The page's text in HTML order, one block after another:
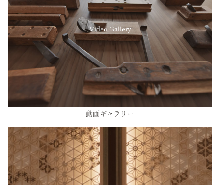
Video Gallery
動画ギャラリー